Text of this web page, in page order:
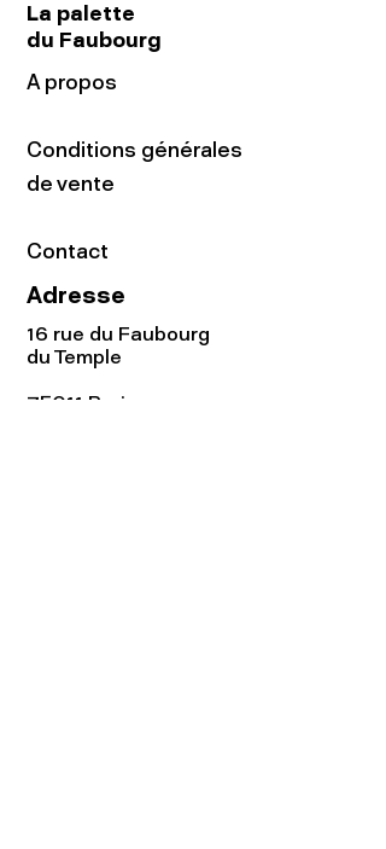
La palette
du Faubourg
A propos
Conditions générales
de vente
Contact
Adresse
16 rue du Faubourg
du Temple
75011 Paris